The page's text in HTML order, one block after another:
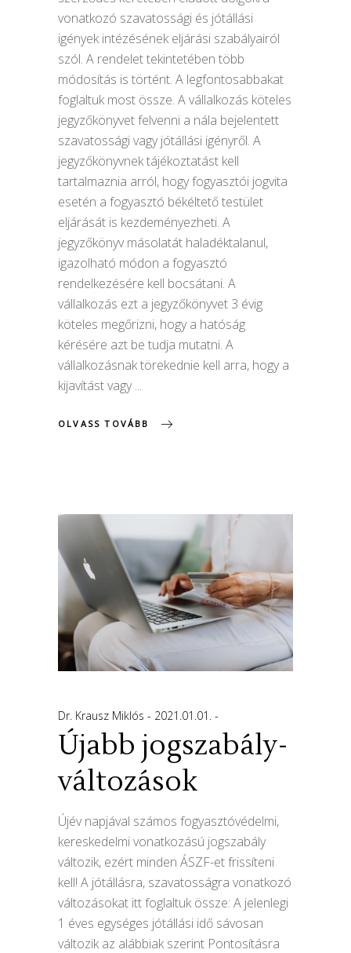
vonatkozó szavatossági és jótállási
igények intézésének eljárási szabályairól
szól. A rendelet tekintetében több
módosítás is történt. A legfontosabbakat
foglaltuk most össze. A vállalkozás köteles
jegyzőkönyvet felvenni a nála bejelentett
szavatossági vagy jótállási igényről. A
jegyzőkönyvnek tájékoztatást kell
tartalmaznia arról, hogy fogyasztói jogvita
esetén a fogyasztó békéltető testület
eljárását is kezdeményezheti. A
jegyzőkönyv másolatát haladéktalanul,
igazolható módon a fogyasztó
rendelkezésére kell bocsátani. A
vállalkozás ezt a jegyzőkönyvet 3 évig
köteles megőrizni, hogy a hatóság
kérésére azt be tudja mutatni. A
vállalkozásnak törekednie kell arra, hogy a
kijavítást vagy
OLVASS TOVÁBB
Dr. Krausz Miklós 2021.01.01.
Újabb jogszabály-
változások
Újév napjával számos fogyasztóvédelmi,
kereskedelmi vonatkozású jogszabály
változik, ezért minden ÁSZF-et frissíteni
kell! A jótállásra, szavatosságra vonatkozó
változásokat itt foglaltuk össze: A jelenlegi
1 éves egységes jótállási idő sávosan
változik az alábbiak szerint Pontosításra